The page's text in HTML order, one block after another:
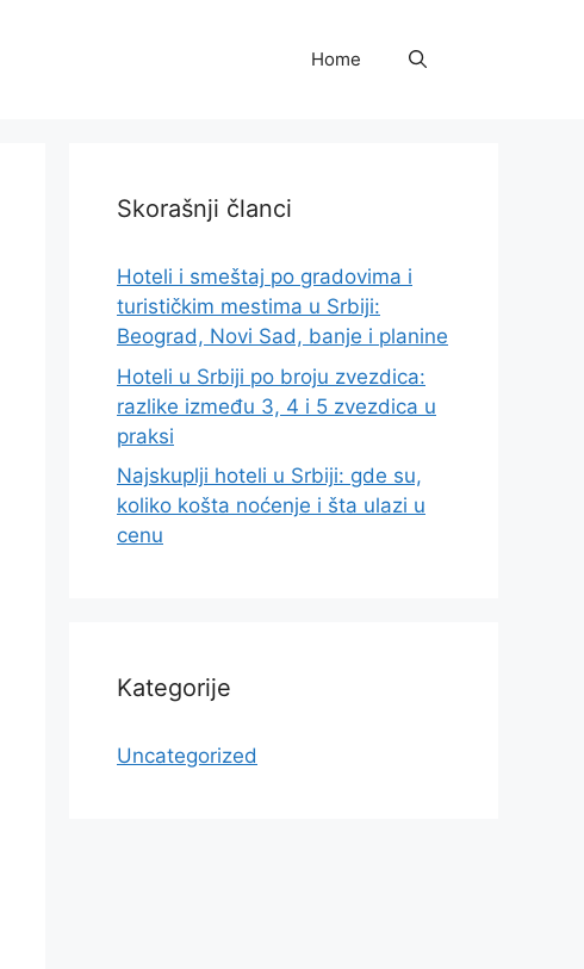
Home
Skorašnji članci
Hoteli i smeštaj po gradovima i
turističkim mestima u Srbiji:
Beograd, Novi Sad, banje i planine
Hoteli u Srbiji po broju zvezdica:
razlike između 3, 4 i 5 zvezdica u
praksi
Najskuplji hoteli u Srbiji: gde su,
koliko košta noćenje i šta ulazi u
cenu
Kategorije
Uncategorized